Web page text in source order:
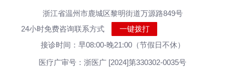
浙江省温州市鹿城区黎明街道万源路849号
24小时免费咨询联系方式
一键拨打
接诊时间：早08:00-晚21:00（节假日不休）
医疗广审号：浙医广 [2024]第330302-0035号